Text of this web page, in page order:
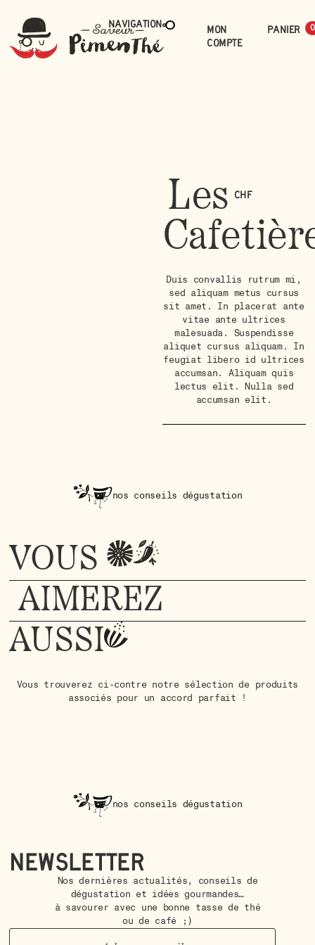
Navigation
Mon
compte
0
0
Les CHF
Duis convallis rutrum mi,
sed aliquam metus cursus
sit amet. In placerat ante
vitae ante ultrices
malesuada. Suspendisse
aliquet cursus aliquam. In
feugiat libero id ultrices
accumsan. Aliquam quis
lectus elit. Nulla sed
accumsan elit.
nos conseils dégustation
VOUS
AIMEREZ
AUSSI
Vous trouverez ci-contre notre sélection de produits
associés pour un accord parfait !
nos conseils dégustation
Newsletter
Nos dernières actualités, conseils de
dégustation et idées gourmandes…
à savourer avec une bonne tasse de thé
ou de café ;)